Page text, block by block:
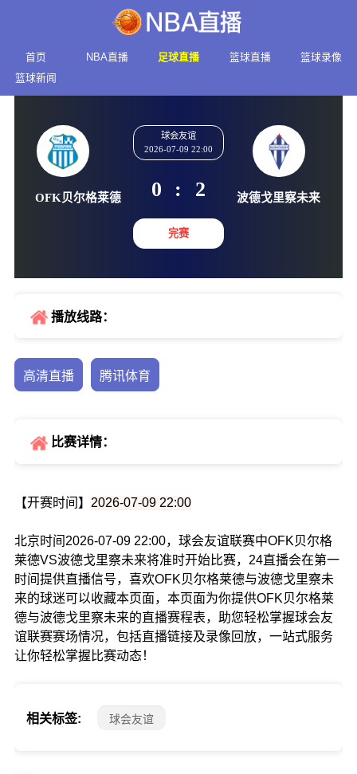
首页 NBA直播 足球直播 篮球直播
篮球录像
篮球新闻
OFK贝尔格莱德
2026-07-09 22:00
0 :
播放线路：
高清直播 腾讯体育
比赛详情：
【开赛时间】 2026-07-09 22:00
北京时间2026-07-09 22:00，球会友谊联赛中OFK贝尔格
莱德VS波德戈里察未来将准时开始比赛，24直播会在第一
时间提供直播信号，喜欢OFK贝尔格莱德与波德戈里察未
来的球迷可以收藏本页面，本页面为你提供OFK贝尔格莱
德与波德戈里察未来的直播赛程表，助您轻松掌握球会友
谊联赛赛场情况，包括直播链接及录像回放，一站式服务
让你轻松掌握比赛动态！
相关标签: 球会友谊